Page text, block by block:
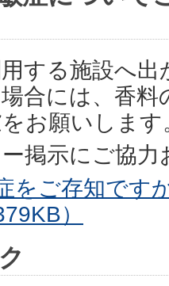
する施設へ出
合には、香
お願いします
掲示にご協力
をご存知です
）